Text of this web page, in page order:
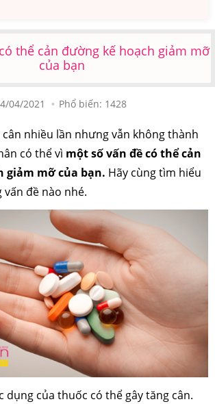
thể cản đường kế hoạch giảm mỡ
của bạn
04/2021 Phổ biến: 1428
nhiều lần nhưng vẫn không thành
có thể vì một số vấn đề có thể cản
giảm mỡ của bạn. Hãy cùng tìm hiểu
đề nào nhé.
dụng của thuốc có thể gây tăng cân.